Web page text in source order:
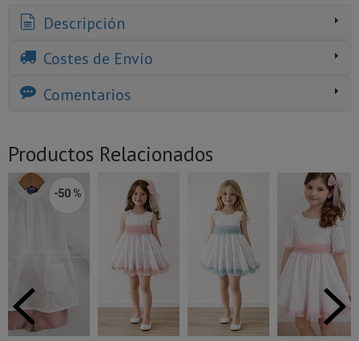
Descripción
Costes de Envío
Comentarios
Productos Relacionados
-50 %